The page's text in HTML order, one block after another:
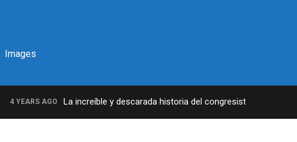
Images
4 YEARS AGO La increíble y descarada historia del congresista por NY